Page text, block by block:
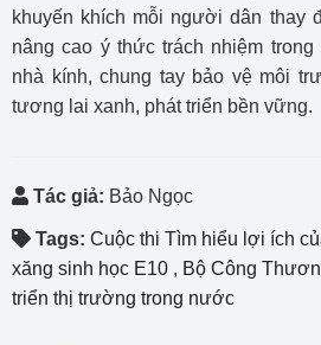
khuyến khích mỗi người dân thay
nâng cao ý thức trách nhiệm
nhà kính, chung tay bảo vệ môi
tương lai xanh, phát triển bền vững.
Tác giả: Bảo Ngọc
Tags: Cuộc thi Tìm hiểu lợi ích
xăng sinh học E10 , Bộ Công
triển thị trường trong nước